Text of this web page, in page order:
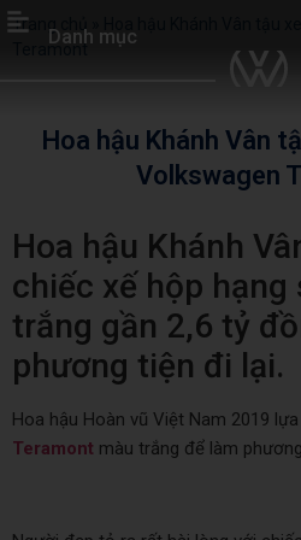
Danh mục
Trang chủ
Teramont
Hoa hậu Khánh Vân
Volkswagen
Hoa hậu Khánh
chiếc xế hộp hạng
trắng gần 2,6 tỷ
phương tiện đi lại.
Hoa hậu Hoàn vũ Việt Nam 2019
Teramont màu trắng để làm